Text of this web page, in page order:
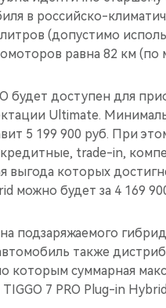
в российско-
(допустимо
равна 82 км (по
будет доступен для
Ultimate.
5 199 900 руб. При
trade-in,
которых
можно будет за 4 169
подзаряжаемого
также
суммарная
7 PRO Plug-in